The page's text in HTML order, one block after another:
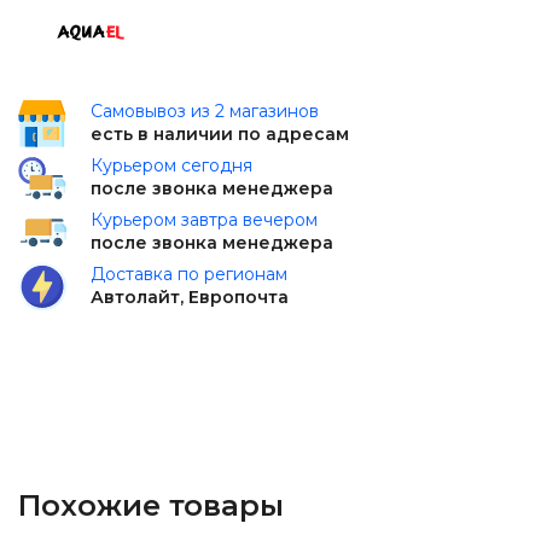
Самовывоз из 2 магазинов
есть в наличии по адресам
Курьером сегодня
после звонка менеджера
Курьером завтра вечером
после звонка менеджера
Доставка по регионам
Автолайт, Европочта
Похожие товары